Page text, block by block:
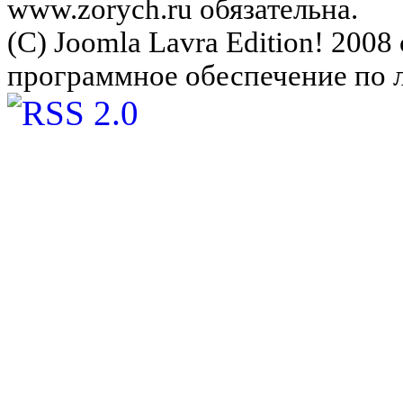
www.zorych.ru обязательна.
(C) Joomla Lavra Edition! 2008
программное обеспечение по